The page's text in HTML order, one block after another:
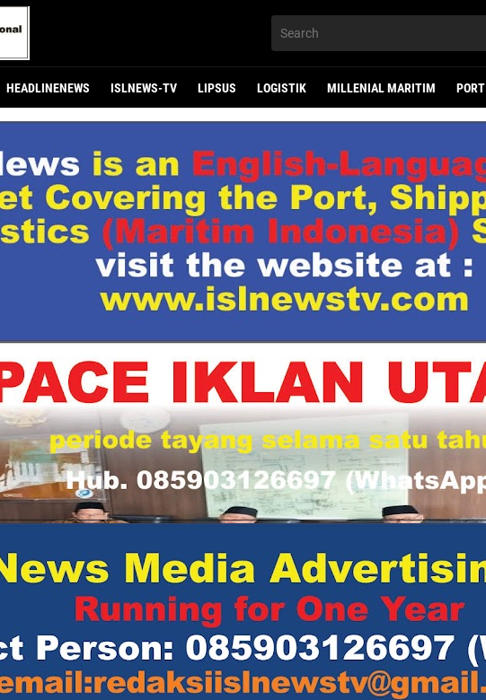
HEADLINENEWS ISLNEWS-TV LIPSUS LOGISTIK MILLENIAL MARITIM PORT